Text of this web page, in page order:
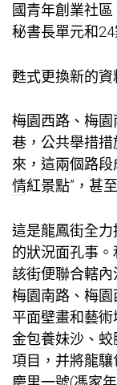
國青年創業社
秘書長單元和
甦式更換新的
梅園西路、梅
巷，公共舉措
來，這兩個路段
情紅景點”，甚
這是龍鳳街全
的狀況面孔事
該街便聯合轄
梅園南路、梅園
平面壁畫和藝
金包養妹沙、
項目，并將龍驤